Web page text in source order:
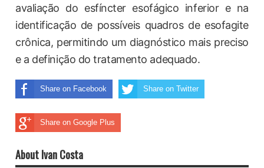
avaliação do esfíncter esofágico inferior e na
identificação de possíveis quadros de esofagite
crônica, permitindo um diagnóstico mais preciso
e a definição do tratamento adequado.
Share on Facebook Share on Twitter
Share on Google Plus
About Ivan Costa